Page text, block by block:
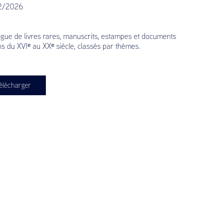
2026
de livres rares, manuscrits, estampes et documents
du XVIᵉ au XXᵉ siècle, classés par thèmes.